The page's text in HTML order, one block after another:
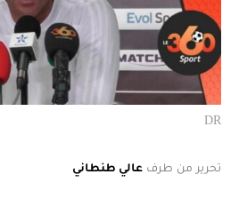
DR
تحرير من طرف عالي طنطاني